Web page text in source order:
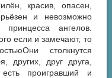
красив, опасен,
и невозможно
ангелов.
если и замечают, то
столкнутся
других, друг друга,
проигравший и